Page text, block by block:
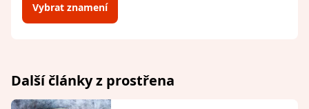
Vybrat znamení
Další články z prostřena